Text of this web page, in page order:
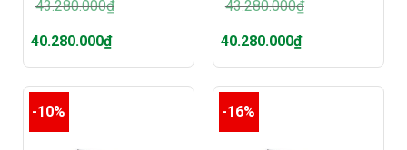
43.280.000₫
Giá
gốc
là:
40.280.000₫
Giá
hiện
là:
40.280.000₫.
43.280.000₫
Giá
gốc
là:
40.280.000₫
Giá
hiện
là:
40.280.000₫.
-10% -16%